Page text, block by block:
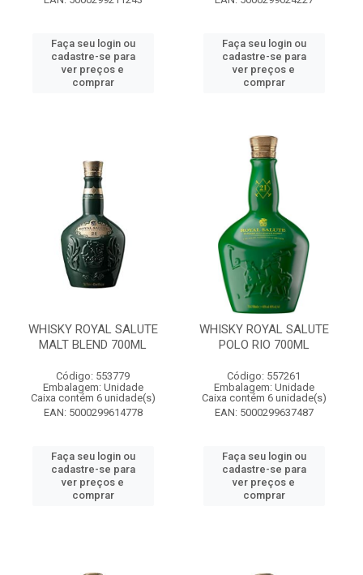
Faça seu login ou
cadastre-se para
ver preços e
comprar
Faça seu login ou
cadastre-se para
ver preços e
comprar
WHISKY ROYAL SALUTE
MALT BLEND 700ML
Código: 553779
Embalagem: Unidade
Caixa contém 6 unidade(s)
EAN: 5000299614778
Faça seu login ou
cadastre-se para
ver preços e
comprar
WHISKY ROYAL SALUTE
POLO RIO 700ML
Código: 557261
Embalagem: Unidade
Caixa contém 6 unidade(s)
EAN: 5000299637487
Faça seu login ou
cadastre-se para
ver preços e
comprar